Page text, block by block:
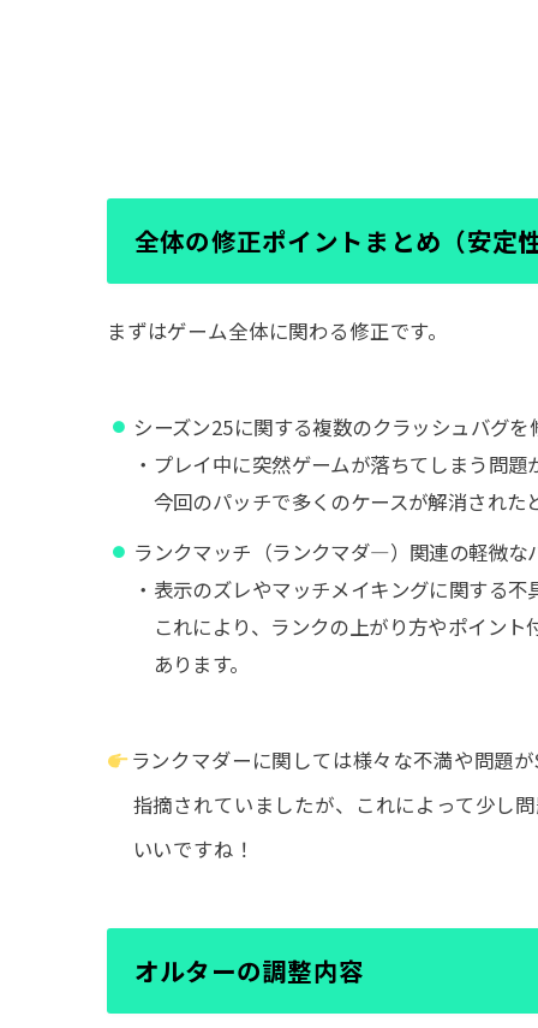
全体の修正ポイントまとめ（安定性
まずはゲーム全体に関わる修正です。
シーズン25に関する複数のクラッシュバグを
・プレイ中に突然ゲームが落ちてしまう問
今回のパッチで多くのケースが解消された
ランクマッチ（ランクマダ―）関連の軽微な
・表示のズレやマッチメイキングに関する不
これにより、ランクの上がり方やポイント
あります。
ランクマダーに関しては様々な不満や問題
指摘されていましたが、これによって少し
いいですね！
オルターの調整内容